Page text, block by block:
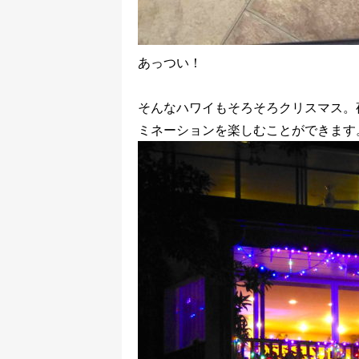
あっつい！
そんなハワイもそろそろクリスマス
ミネーションを楽しむことができます